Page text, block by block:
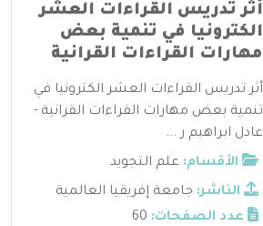
أثر تدريس القراءات العشر
الكترونيا في تنمية بعض
مهارات القراءات القرانية
أثر تدريس القراءات العشر الكترونيا في
تنمية بعض مهارات القراءات القرانية -
عادل ابراهيم ر ...
الأقسام: علم التجويد
الناشر: جامعة إفريقيا العالمية
عدد الصفحات: